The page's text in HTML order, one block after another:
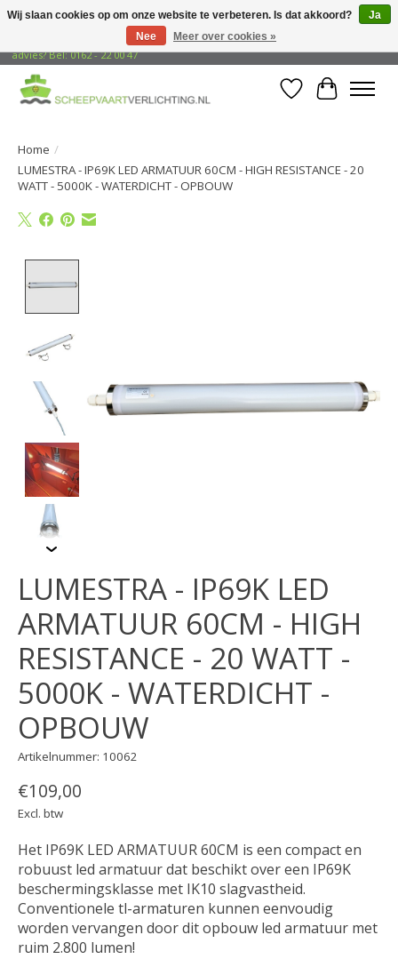
Gratis verzending naar adressen in Nederland! Opzoek naar vrijblijvend
advies? Bel: 0162 - 22 00 47
Verlanglijst
Home /
LUMESTRA - IP69K LED ARMATUUR 60CM - HIGH RESISTANCE - 20
WATT - 5000K - WATERDICHT - OPBOUW
LUMESTRA - IP69K LED
ARMATUUR 60CM - HIGH
RESISTANCE - 20 WATT -
5000K - WATERDICHT -
OPBOUW
Artikelnummer: 10062
€109,00
Excl. btw
Het IP69K LED ARMATUUR 60CM is een compact en
robuust led armatuur dat beschikt over een IP69K
beschermingsklasse met IK10 slagvastheid.
Conventionele tl-armaturen kunnen eenvoudig
worden vervangen door dit opbouw led armatuur met
ruim 2.800 lumen!
Wij slaan cookies op om onze website te verbeteren. Is dat akkoord?
Ja
Nee
Meer over cookies »